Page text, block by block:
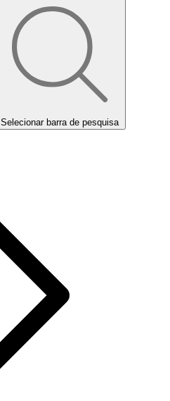
Selecionar barra de pesquisa